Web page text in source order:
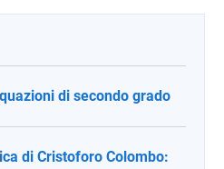
di secondo grado
di Cristoforo Colombo: